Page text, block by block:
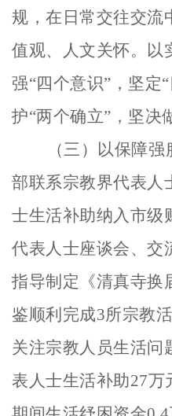
规，在日常交往交流
值观、人文关怀。以
强“四个意识”，坚定
护“两个确立”，坚决
（三）以保障
部联系宗教界代表人
士生活补助纳入市级
代表人士座谈会、交
指导制定《清真寺换
鉴顺利完成3所宗教
关注宗教人员生活问
表人士生活补助27